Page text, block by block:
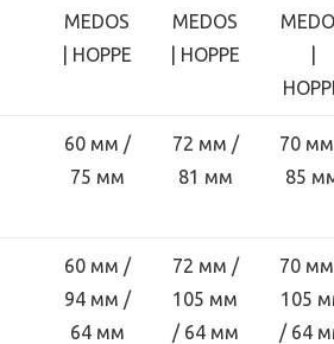
MEDOS
| HOPPE
MEDOS
| HOPPE
60 мм /
75 мм
72 мм /
81 мм
70
85
60 мм /
94 мм /
64 мм
72 мм /
105 мм
/ 64 мм
70
105
/ 64